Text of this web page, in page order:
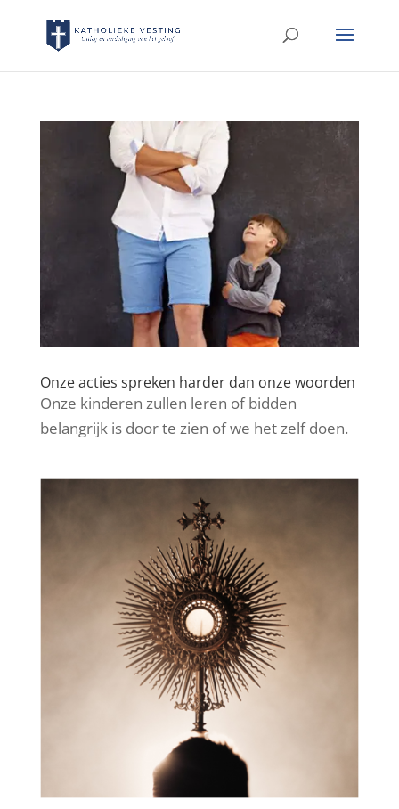
Onze acties spreken harder dan onze woorden
Onze kinderen zullen leren of bidden
belangrijk is door te zien of we het zelf doen.